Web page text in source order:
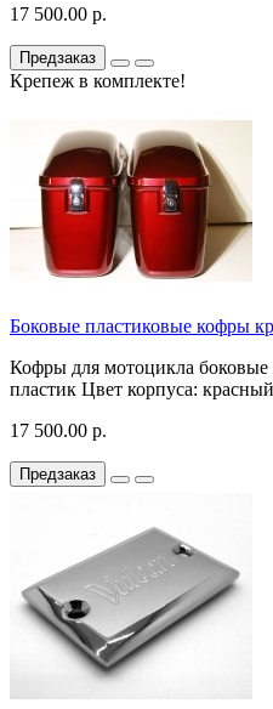
17 500.00 р.
Предзаказ
Крепеж в комплекте!
Боковые пластиковые кофры
Кофры для мотоцикла боковые
пластик Цвет корпуса:
17 500.00 р.
Предзаказ